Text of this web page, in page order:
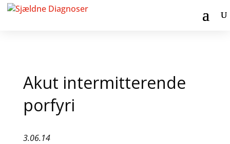
Akut intermitterende
porfyri
3.06.14